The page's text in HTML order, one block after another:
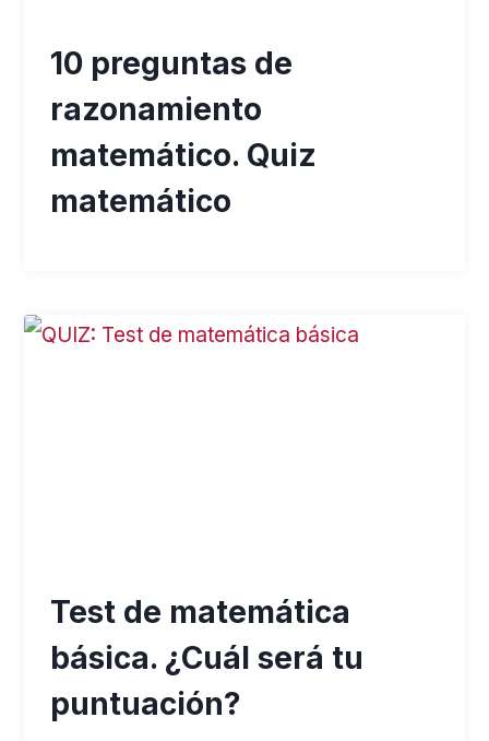
10 preguntas de
razonamiento
matemático. Quiz
matemático
Test de matemática
básica. ¿Cuál será tu
puntuación?